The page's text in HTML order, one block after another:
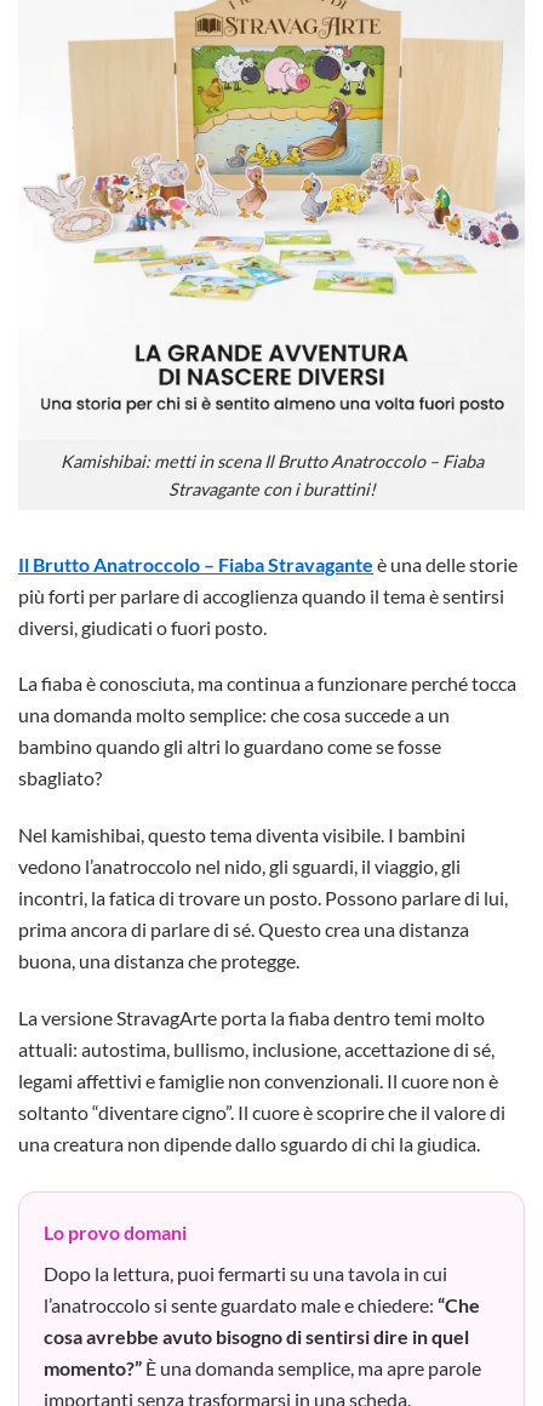
Kamishibai: metti in scena Il Brutto Anatroccolo – Fiaba
Stravagante con i burattini!
Il Brutto Anatroccolo – Fiaba Stravagante è una delle storie
più forti per parlare di accoglienza quando il tema è sentirsi
diversi, giudicati o fuori posto.
La fiaba è conosciuta, ma continua a funzionare perché tocca
una domanda molto semplice: che cosa succede a un
bambino quando gli altri lo guardano come se fosse
sbagliato?
Nel kamishibai, questo tema diventa visibile. I bambini
vedono l’anatroccolo nel nido, gli sguardi, il viaggio, gli
incontri, la fatica di trovare un posto. Possono parlare di lui,
prima ancora di parlare di sé. Questo crea una distanza
buona, una distanza che protegge.
La versione StravagArte porta la fiaba dentro temi molto
attuali: autostima, bullismo, inclusione, accettazione di sé,
legami affettivi e famiglie non convenzionali. Il cuore non è
soltanto “diventare cigno”. Il cuore è scoprire che il valore di
una creatura non dipende dallo sguardo di chi la giudica.
Lo provo domani
Dopo la lettura, puoi fermarti su una tavola in cui
l’anatroccolo si sente guardato male e chiedere: “Che
cosa avrebbe avuto bisogno di sentirsi dire in quel
momento?” È una domanda semplice, ma apre parole
importanti senza trasformarsi in una scheda.